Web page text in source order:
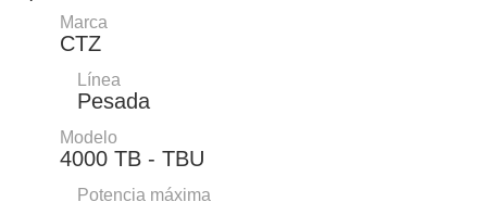
Marca
CTZ
Línea
Pesada
Modelo
4000 TB - TBU
Potencia máxima